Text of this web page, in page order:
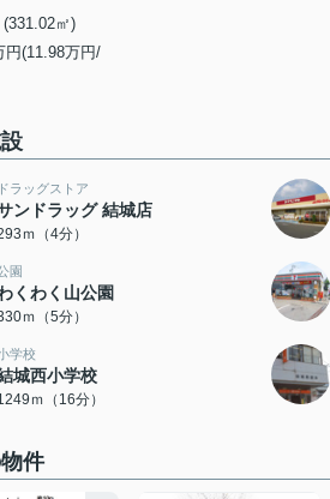
㎡)
円(11.98万円/
ドラッグストア
ンドラッグ 結城店
ｍ（4分）
園
くわく山公園
ｍ（5分）
学校
城西小学校
ｍ（16分）
件